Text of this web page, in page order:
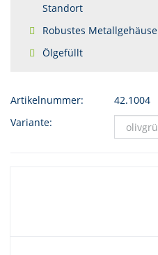
Standort
Robustes Metallgehäuse
Ölgefüllt
Artikelnummer:
42.1004
Variante: